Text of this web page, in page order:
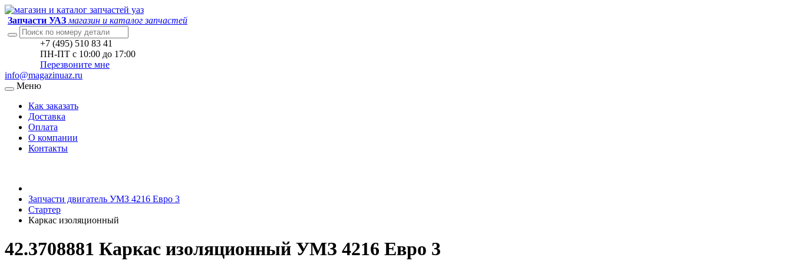
Запчасти УАЗ магазин и каталог запчастей
+7 (495) 510 83 41
ПН-ПТ с 10:00 до 17:00
Перезвоните мне
info@magazinuaz.ru
Меню
Как заказать
Доставка
Оплата
О компании
Контакты
Запчасти двигатель УМЗ 4216 Евро 3
Стартер
Каркас изоляционный
42.3708881 Каркас изоляционный УМЗ 4216 Евро 3